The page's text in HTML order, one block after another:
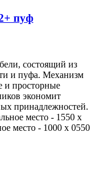
пуф
состоящий из
и пуфа. Механизм
и просторные
экономит
принадлежностей.
место - 1550 х
место - 1000 х 0550